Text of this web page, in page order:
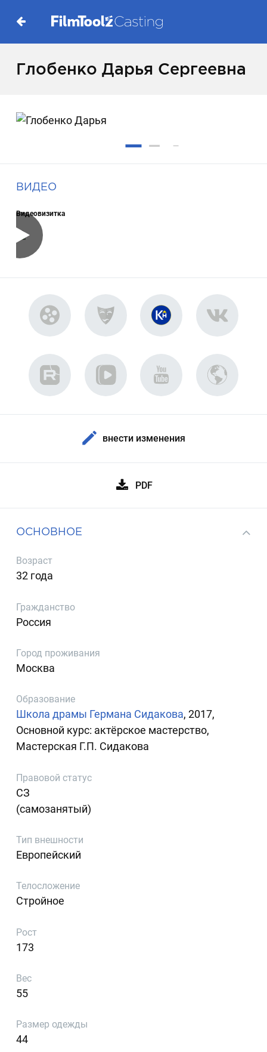
Глобенко Дарья Сергеевна
ВИДЕО
Видеовизитка
внести изменения
PDF
ОСНОВНОЕ
Возраст
32 года
Гражданство
Россия
Город проживания
Москва
Образование
Школа драмы Германа Сидакова, 2017,
Основной курс: актёрское мастерство,
Мастерская Г.П. Сидакова
Правовой статус
СЗ
(самозанятый)
Тип внешности
Европейский
Телосложение
Стройное
Рост
173
Вес
55
Размер одежды
44